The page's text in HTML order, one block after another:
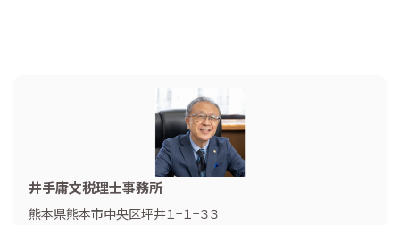
井手庸文税理士事務所
熊本県熊本市中央区坪井１−１−３３